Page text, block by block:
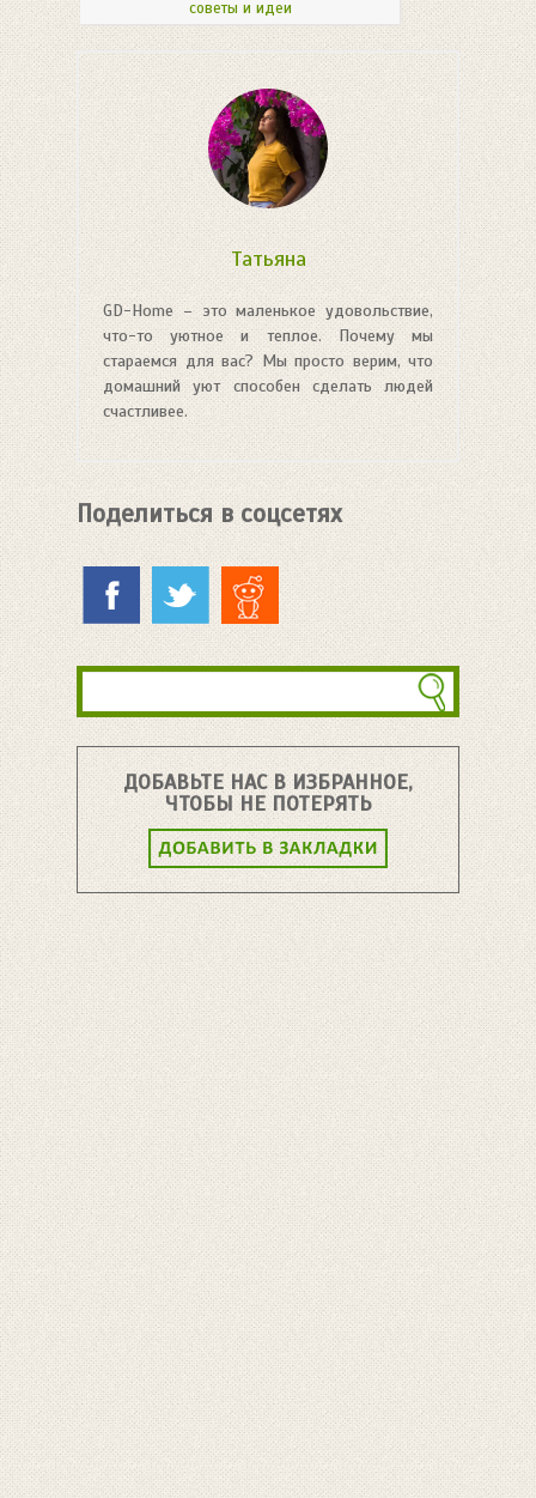
советы и идеи
Татьяна
GD-Home – это маленькое удовольствие,
что-то уютное и теплое. Почему мы
стараемся для вас? Мы просто верим, что
домашний уют способен сделать людей
счастливее.
Поделиться в соцсетях
ДОБАВЬТЕ НАС В ИЗБРАННОЕ,
ЧТОБЫ НЕ ПОТЕРЯТЬ